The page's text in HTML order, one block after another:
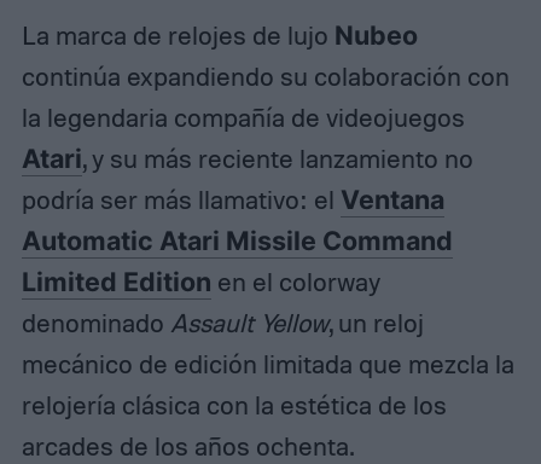
La marca de relojes de lujo Nubeo
continúa expandiendo su colaboración con
la legendaria compañía de videojuegos
Atari, y su más reciente lanzamiento no
podría ser más llamativo: el Ventana
Automatic Atari Missile Command
Limited Edition en el colorway
denominado Assault Yellow, un reloj
mecánico de edición limitada que mezcla la
relojería clásica con la estética de los
arcades de los años ochenta.